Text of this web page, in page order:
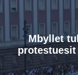
Mbyllet